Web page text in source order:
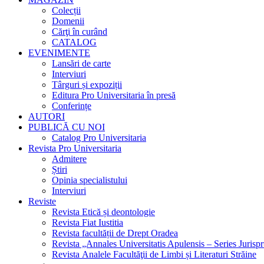
Colecții
Domenii
Cărţi în curând
CATALOG
EVENIMENTE
Lansări de carte
Interviuri
Târguri și expoziții
Editura Pro Universitaria în presă
Conferințe
AUTORI
PUBLICĂ CU NOI
Catalog Pro Universitaria
Revista Pro Universitaria
Admitere
Știri
Opinia specialistului
Interviuri
Reviste
Revista Etică și deontologie
Revista Fiat Iustitia
Revista facultății de Drept Oradea
Revista „Annales Universitatis Apulensis – Series
Revista Analele Facultăţii de Limbi și Literaturi Străine